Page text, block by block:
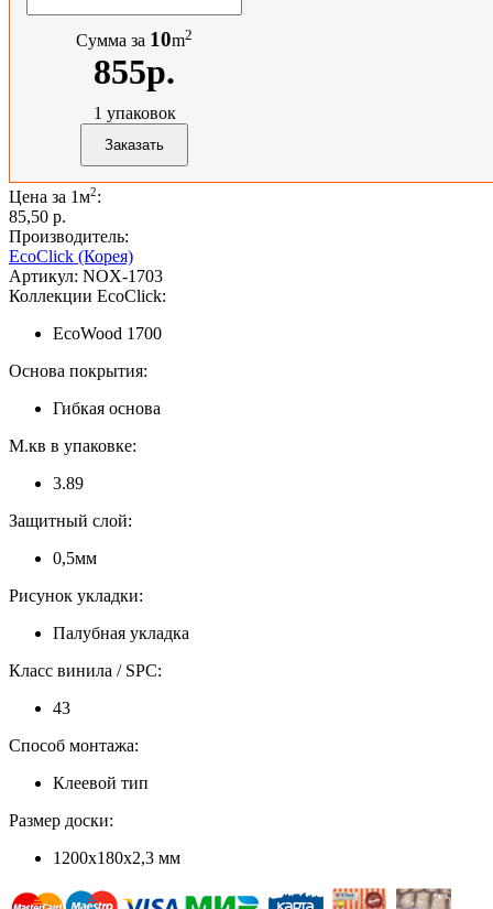
Сумма за 10m2
855р.
1 упаковок
Цена за 1м2:
85,50 p.
Производитель:
EcoClick (Корея)
Артикул: NOX-1703
Коллекции EcoClick:
EcoWood 1700
Основа покрытия:
Гибкая основа
М.кв в упаковке:
3.89
Защитный слой:
0,5мм
Рисунок укладки:
Палубная укладка
Класс винила / SPC:
43
Способ монтажа:
Клеевой тип
Размер доски:
1200х180х2,3 мм